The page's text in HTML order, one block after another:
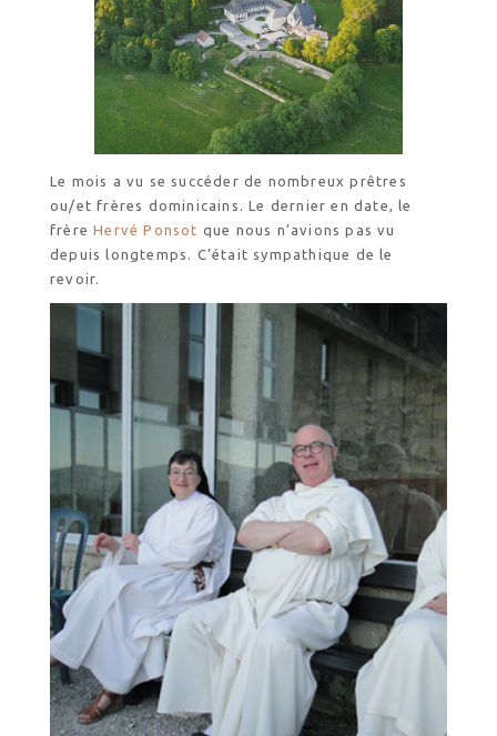
Le mois a vu se succéder de nombreux prêtres
ou/et frères dominicains. Le dernier en date, le
frèreHervé Ponsot que nous n’avions pas vu
depuis longtemps. C’était sympathique de le
revoir.